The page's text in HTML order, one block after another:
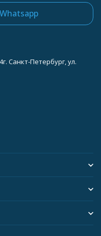
Санкт-Петербург, ул.